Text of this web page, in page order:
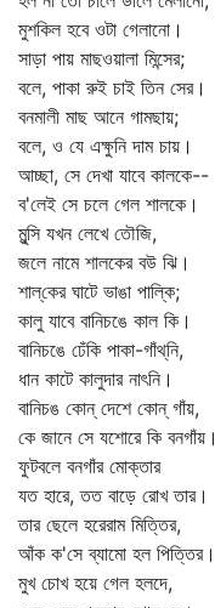
মুশকিল হবে ওটা গেলানো।
সাড়া পায় মাছওয়ালা মিন্সের;
বলে, পাকা রুই চাই তিন সের।
বনমালী মাছ আনে গামছায়;
বলে, ও যে এক্ষুনি দাম চায়।
আচ্ছা, সে দেখা যাবে কালকে--
ব'লেই সে চলে গেল শালকে।
মুন্সি যখন লেখে তৌজি,
জলে নামে শালকের বউ ঝি।
শাল্‌কের ঘাটে ভাঙা পাল্কি;
কালু যাবে বানিচঙে কাল কি।
বানিচঙে ঢেঁকি পাকা-গাঁথ্‌নি,
ধান কাটে কালুদার নাৎনি।
বানিচঙ কোন্‌ দেশে কোন্‌ গাঁয়,
কে জানে সে যশোরে কি বনগাঁয়।
ফুটবলে বনগাঁর মোক্তার
যত হারে, তত বাড়ে রোখ তার।
তার ছেলে হরেরাম মিত্তির,
আঁক ক'সে ব্যামো হল পিত্তির।
মুখ চোখ হয়ে গেল হলদে,